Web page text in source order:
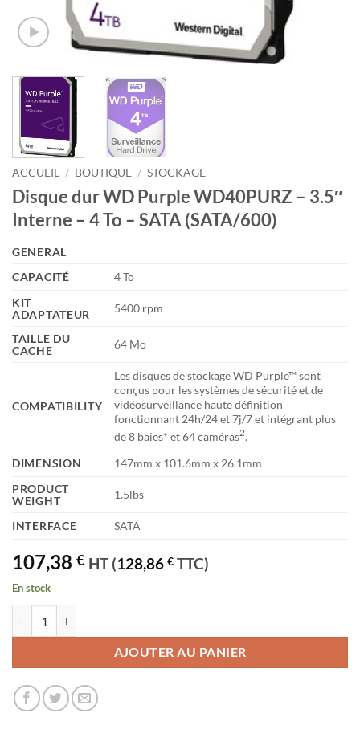
ACCUEIL / BOUTIQUE / STOCKAGE
Disque dur WD Purple WD40PURZ – 3.5″
Interne – 4 To – SATA (SATA/600)
GENERAL
CAPACITÉ
4 To
KIT
ADAPTATEUR
5400 rpm
TAILLE DU
CACHE
64 Mo
COMPATIBILITY
Les disques de stockage WD Purple™ sont
conçus pour les systèmes de sécurité et de
vidéosurveillance haute définition
fonctionnant 24h/24 et 7j/7 et intégrant plus
de 8 baies* et 64 caméras2.
DIMENSION
147mm x 101.6mm x 26.1mm
PRODUCT
WEIGHT
1.5lbs
INTERFACE SATA
107,38 € HT (128,86 € TTC)
En stock
AJOUTER AU PANIER